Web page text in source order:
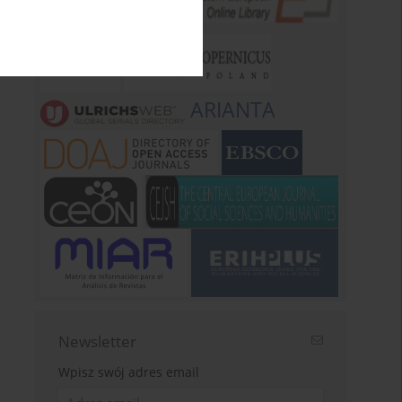
ARIANTA
Newsletter
Wpisz swój adres email